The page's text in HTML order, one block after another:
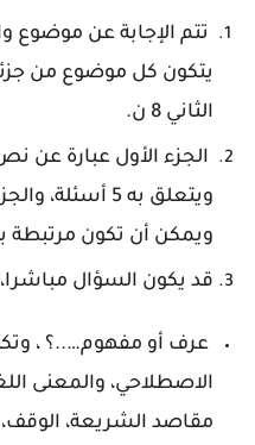
تتم الإجابة عن موضوع
الثاني 8 ن.
الجزء الأول عبارة عن
ويمكن أن تكون
قد يكون السؤال
عرف أو مفهوم…..؟ ،
الاصطلاحي، والمعنى
مقاصد الشريعة، الوقف،